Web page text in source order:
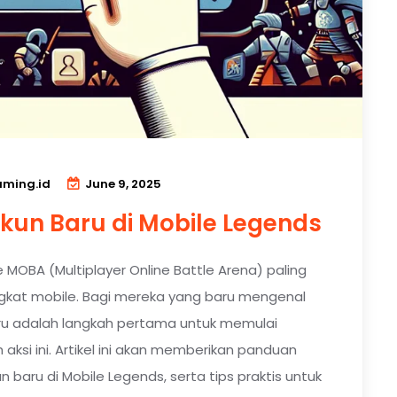
June 9, 2025
Baru di Mobile Legends
(Multiplayer Online Battle Arena) paling
mobile. Bagi mereka yang baru mengenal
adalah langkah pertama untuk memulai
ini. Artikel ini akan memberikan panduan
baru di Mobile Legends, serta tips praktis untuk